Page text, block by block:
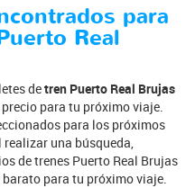
para
Real
detren Puerto Real Brujas
para tu próximo viaje.
para los próximos
una búsqueda,
de trenes Puerto Real Brujas
para tu próximo viaje.